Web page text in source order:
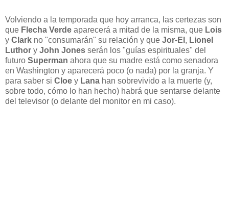
Volviendo a la temporada que hoy arranca, las certezas son
que Flecha Verde aparecerá a mitad de la misma, que Lois
y Clark no "consumarán" su relación y que Jor-El , Lionel
Luthor y John Jones serán los "guías espirituales" del
futuro Superman ahora que su madre está como senadora
en Washington y aparecerá poco (o nada) por la granja. Y
para saber si Cloe y Lana han sobrevivido a la muerte (y,
sobre todo, cómo lo han hecho) habrá que sentarse delante
del televisor (o delante del monitor en mi caso).